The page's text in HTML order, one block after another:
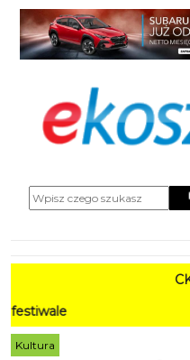
CK 105
Kultura